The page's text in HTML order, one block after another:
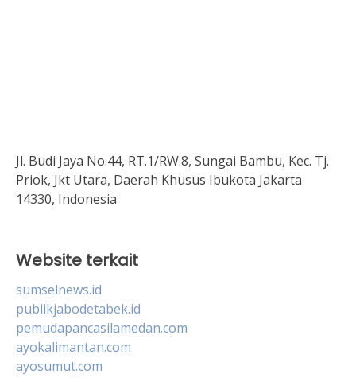
Jl. Budi Jaya No.44, RT.1/RW.8, Sungai Bambu, Kec. Tj.
Priok, Jkt Utara, Daerah Khusus Ibukota Jakarta
14330, Indonesia
Website terkait
sumselnews.id
publikjabodetabek.id
pemudapancasilamedan.com
ayokalimantan.com
ayosumut.com